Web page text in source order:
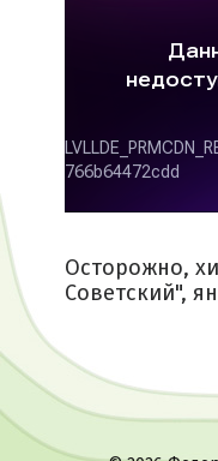
Осторожно,
Советский",